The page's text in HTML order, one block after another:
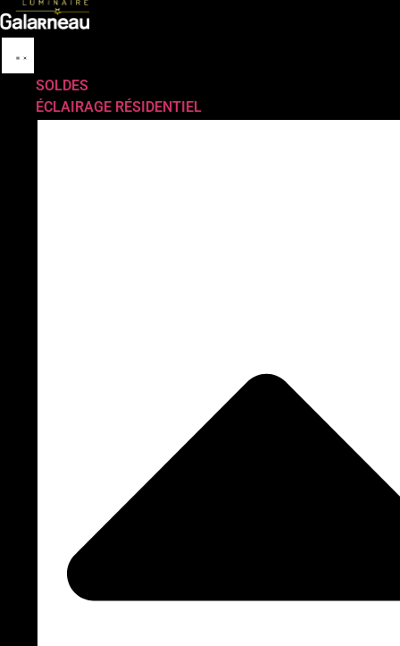
SOLDES
ÉCLAIRAGE RÉSIDENTIEL